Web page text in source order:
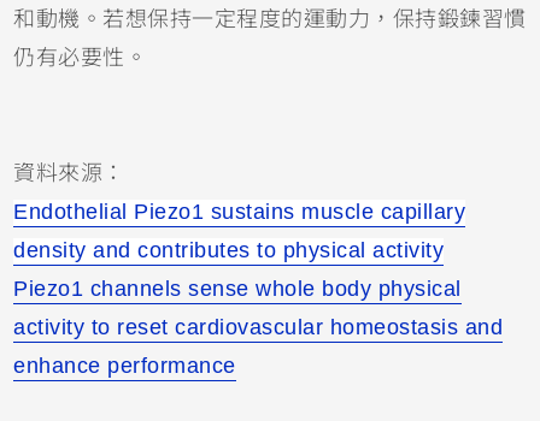
和動機。若想保持一定程度的運動力，保持鍛鍊習慣
仍有必要性。
資料來源：
Endothelial Piezo1 sustains muscle capillary
density and contributes to physical activity
Piezo1 channels sense whole body physical
activity to reset cardiovascular homeostasis and
enhance performance